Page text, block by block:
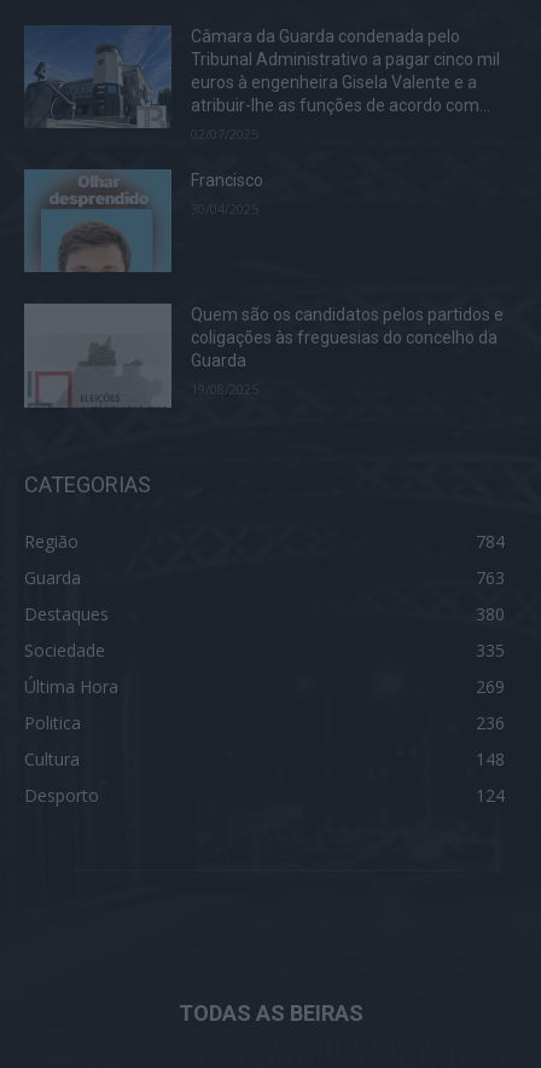
Câmara da Guarda condenada pelo
Tribunal Administrativo a pagar cinco mil
euros à engenheira Gisela Valente e a
atribuir-lhe as funções de acordo com...
02/07/2025
Francisco
Quem são os candidatos pelos partidos e
coligações às freguesias do concelho da
Guarda
19/08/2025
CATEGORIAS
Região
784
Guarda
763
Destaques
380
Sociedade
335
Última Hora
269
Politica
236
Cultura
148
Desporto
124
TODAS AS BEIRAS